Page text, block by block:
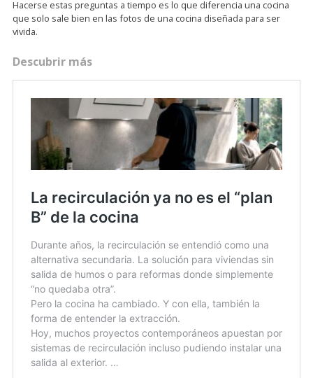
Hacerse estas preguntas a tiempo es lo que diferencia una cocina
que solo sale bien en las fotos de una cocina diseñada para ser
vivida.
Descubrir más